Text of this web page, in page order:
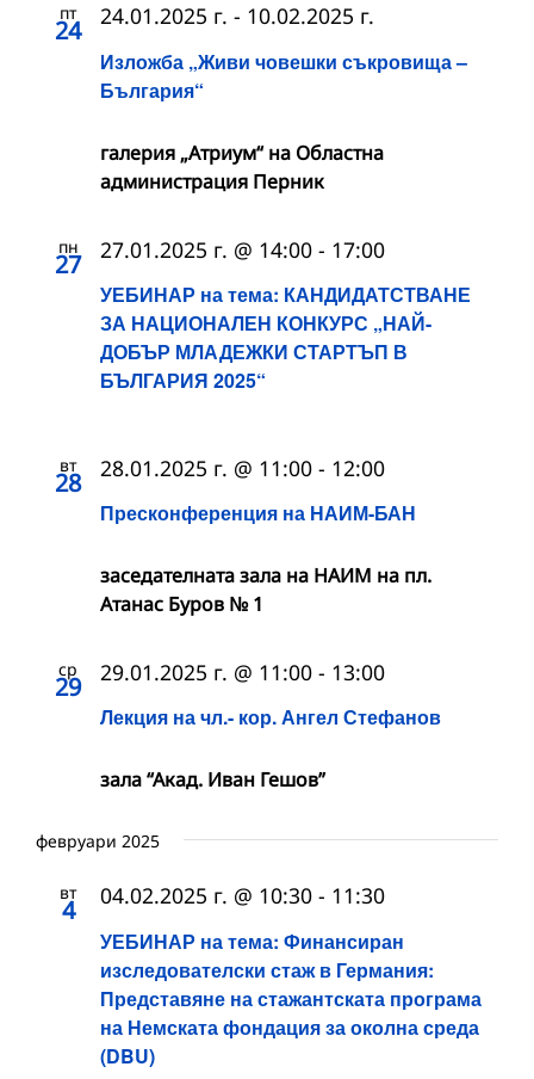
пт
24
Изложба „Живи човешки съкровища –
България“
24.01.2025 г. - 10.02.2025 г.
галерия „Атриум“ на Областна
администрация Перник
пн
27
УЕБИНАР на тема: КАНДИДАТСТВАНЕ
ЗА НАЦИОНАЛЕН КОНКУРС „НАЙ-
ДОБЪР МЛАДЕЖКИ СТАРТЪП В
БЪЛГАРИЯ 2025“
27.01.2025 г. @ 14:00 - 17:00
вт
28
Пресконференция на НАИМ-БАН
28.01.2025 г. @ 11:00 - 12:00
заседателната зала на НАИМ на пл.
Атанас Буров № 1
ср
29
Лекция на чл.- кор. Ангел Стефанов
29.01.2025 г. @ 11:00 - 13:00
зала “Акад. Иван Гешов”
февруари 2025
вт
4
УЕБИНАР на тема: Финансиран
изследователски стаж в Германия:
Представяне на стажантската програма
на Немската фондация за околна среда
(DBU)
04.02.2025 г. @ 10:30 - 11:30